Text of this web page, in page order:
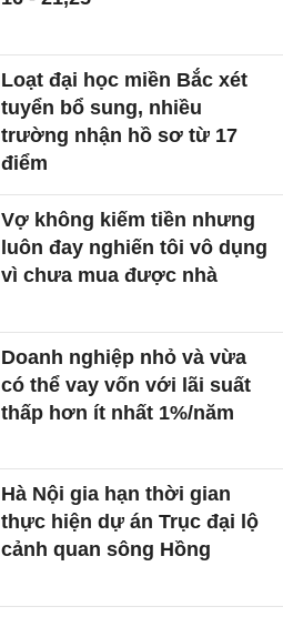
Loạt đại học miền Bắc xét
tuyển bổ sung, nhiều
trường nhận hồ sơ từ 17
điểm
Vợ không kiếm tiền nhưng
luôn đay nghiến tôi vô dụng
vì chưa mua được nhà
Doanh nghiệp nhỏ và vừa
có thể vay vốn với lãi suất
thấp hơn ít nhất 1%/năm
Hà Nội gia hạn thời gian
thực hiện dự án Trục đại lộ
cảnh quan sông Hồng